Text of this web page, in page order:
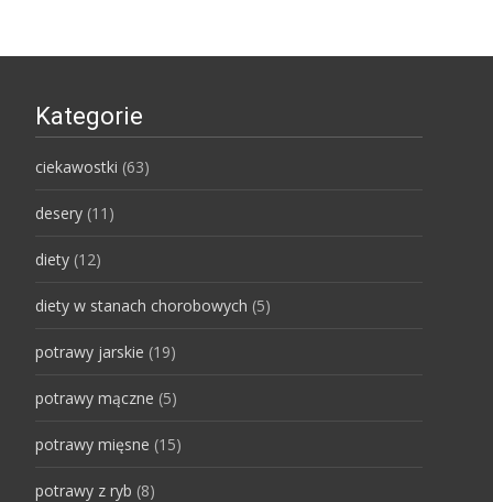
Kategorie
ciekawostki (63)
desery (11)
diety (12)
diety w stanach chorobowych (5)
potrawy jarskie (19)
potrawy mączne (5)
potrawy mięsne (15)
potrawy z ryb (8)